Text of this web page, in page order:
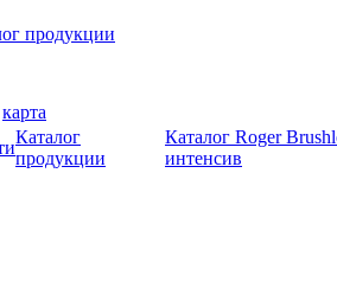
продукции
карта
Каталог
продукции
Каталог Roger
интенсив